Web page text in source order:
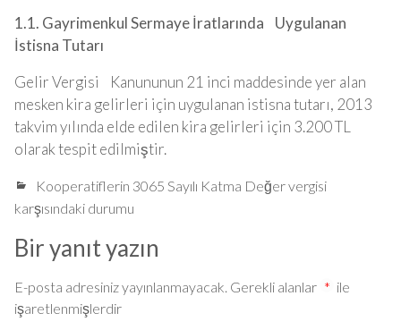
1.1. Gayrimenkul Sermayeİratlarında Uygulanan
İstisna Tutarı
Gelir Vergisi Kanununun 21 inci maddesinde yer alan
mesken kira gelirleri için uygulanan istisna tutarı, 2013
takvim yılında elde edilen kira gelirleri için 3.200 TL
olarak tespit edilmiştir.
Kooperatiflerin 3065 Sayılı Katma Değer vergisi
karşısındaki durumu
Bir yanıt yazın
E-posta adresiniz yayınlanmayacak. Gerekli alanlar * ile
işaretlenmişlerdir